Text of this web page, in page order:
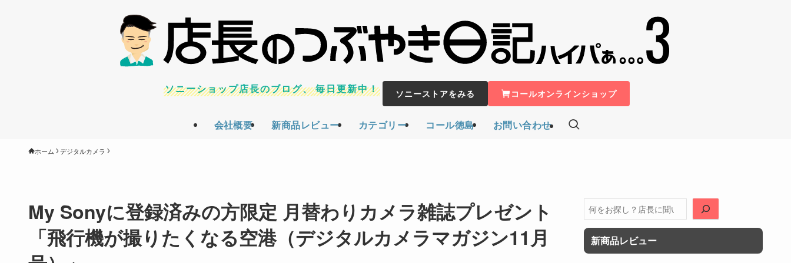
会社概要 新商品レビュー カテゴリー コール徳島 お問い合わせ
ソニーショップ店長のブログ、毎日更新中！ ソニーストアをみる コールオンラインショップ
ホーム デジタルカメラ
My Sonyに登録済みの方限定 月替わりカメラ雑誌プレゼント
「飛行機が撮りたくなる空港（デジタルカメラマガジン11月
検
索
新商品レビュー